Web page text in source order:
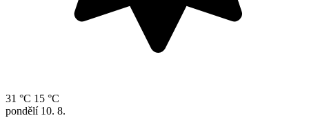
31 °C 15 °C
pondělí 10. 8.